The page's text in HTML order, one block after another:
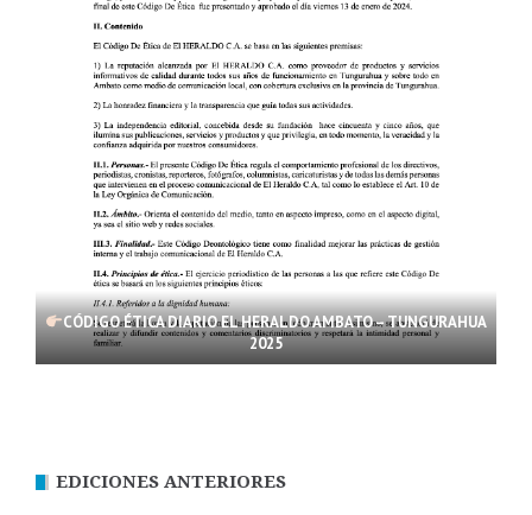
CÓDIGO ÉTICA DIARIO EL HERALDO AMBATO – TUNGURAHUA
2025
EDICIONES ANTERIORES